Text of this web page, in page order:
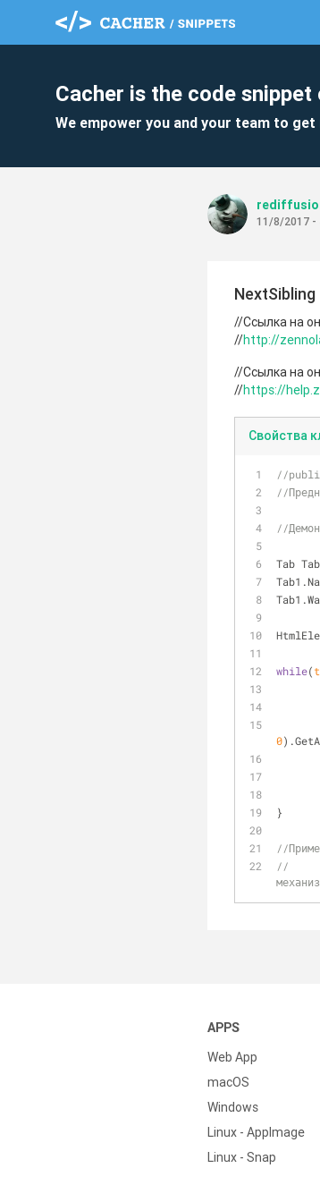
Cacher is the code
We empower you and your team to
11/8/2017 -
NextSibling
//Ссылка на
//http://
//Ссылка на
//https://
Свойства
//
//
//
Tab
while(
0
}
//
//	1. Пример конечно "притянут за уши", для перебора элементов вряд ли стоит использовать такой
APPS
Web App
macOS
Windows
Linux - AppImage
Linux - Snap